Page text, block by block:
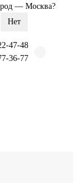
— Москва?
47-48
36-77